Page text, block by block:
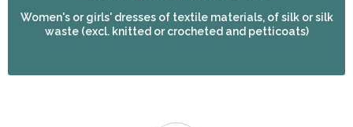
Women's or girls' dresses of textile materials, of silk or silk
waste (excl. knitted or crocheted and petticoats)